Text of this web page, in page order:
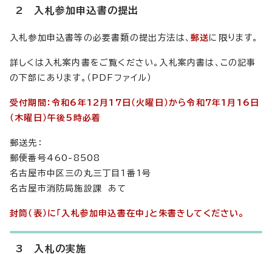
2 入札参加申込書の提出
入札参加申込書等の必要書類の提出方法は、 郵送に限ります。
詳しくは入札案内書をご覧ください。入札案内書は、この記事
の下部にあります。（PDFファイル）
受付期間：令和6年12月17日（火曜日）から令和7年1月16日
（木曜日）午後5時必着
郵送先：
郵便番号460-8508
名古屋市中区三の丸三丁目1番1号
名古屋市消防局施設課 あて
封筒（表）に「入札参加申込書在中」と朱書きしてください。
3 入札の実施